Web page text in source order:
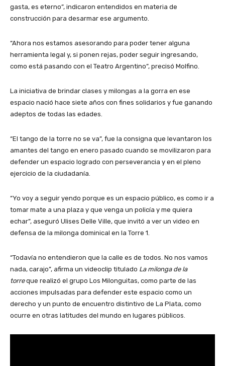
gasta, es eterno”, indicaron entendidos en materia de
construcción para desarmar ese argumento.
“Ahora nos estamos asesorando para poder tener alguna
herramienta legal y, si ponen rejas, poder seguir ingresando,
como está pasando con el Teatro Argentino”, precisó Molfino.
La iniciativa de brindar clases y milongas a la gorra en ese
espacio nació hace siete años con fines solidarios y fue ganando
adeptos de todas las edades.
“El tango de la torre no se va”, fue la consigna que levantaron los
amantes del tango en enero pasado cuando se movilizaron para
defender un espacio logrado con perseverancia y en el pleno
ejercicio de la ciudadanía.
“Yo voy a seguir yendo porque es un espacio público, es como ir a
tomar mate a una plaza y que venga un policía y me quiera
echar”, aseguró Ulises Delle Ville, que invitó a ver un video en
defensa de la milonga dominical en la Torre 1.
“Todavía no entendieron que la calle es de todos. No nos vamos
nada, carajo”, afirma un videoclip titulado La milonga de la
torreque realizó el grupo Los Milonguitas, como parte de las
acciones impulsadas para defender este espacio como un
derecho y un punto de encuentro distintivo de La Plata, como
ocurre en otras latitudes del mundo en lugares públicos.